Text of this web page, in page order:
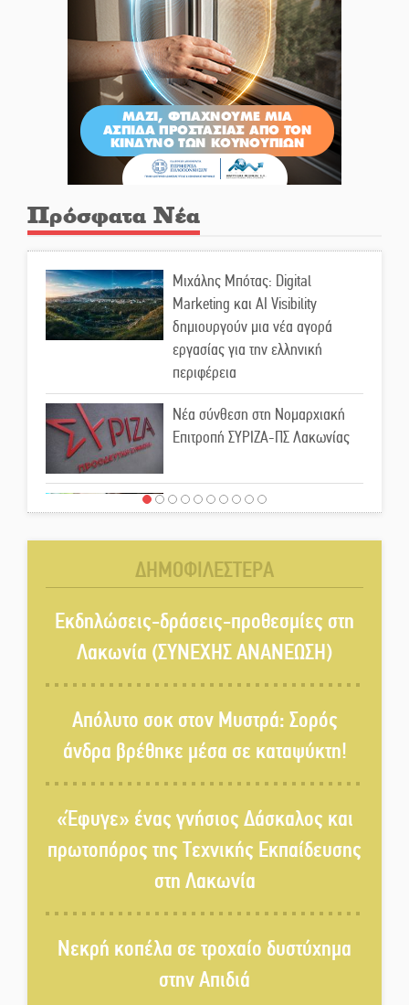
Πρόσφατα Νέα
Μιχάλης Μπότας: Digital
Marketing και AI Visibility
δημιουργούν μια νέα αγορά
εργασίας για την ελληνική
περιφέρεια
Νέα σύνθεση στη Νομαρχιακή
Επιτροπή ΣΥΡΙΖΑ-ΠΣ Λακωνίας
«Χάθηκε ένας από τους απλούς,
ανθρώπινο»
Χωρίς «διακοπές» η ΕΛΑΣ:
Σάρωσε Πελοπόννησο και
Λακωνία
και πρωτοπόρος της Τεχνικής
Εκπαίδευσης στη Λακωνία
στον Δ. Σπάρτης;
Δεκαπενταύγουστος στην
Πετρίνα: Αντάμωμα με μουσική,
Σωτήρια επέμβαση για ναυτικό
ΔΗΜΟΦΙΛΕΣΤΕΡΑ
Εκδηλώσεις-δράσεις-προθεσμίες στη
Λακωνία (ΣΥΝΕΧΗΣ ΑΝΑΝΕΩΣΗ)
Απόλυτο σοκ στον Μυστρά: Σορός
άνδρα βρέθηκε μέσα σε καταψύκτη!
«Έφυγε» ένας γνήσιος Δάσκαλος και
πρωτοπόρος της Τεχνικής Εκπαίδευσης
στη Λακωνία
Νεκρή κοπέλα σε τροχαίο δυστύχημα
στην Απιδιά